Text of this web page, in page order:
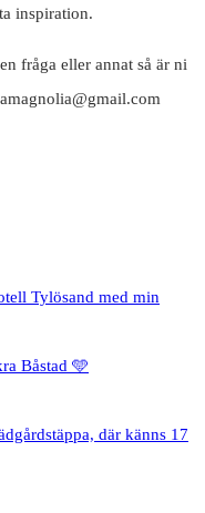
inspiration.
fråga eller annat så är ni
Tylösand med min
Båstad 🩵
där känns 17